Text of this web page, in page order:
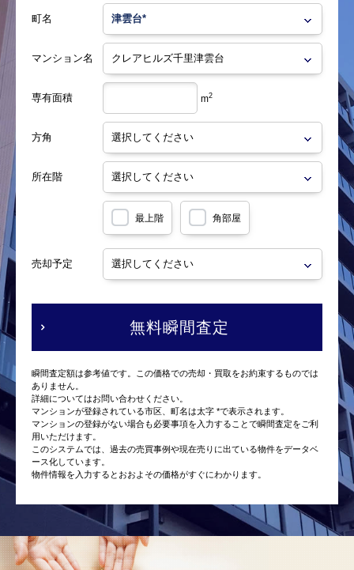
町名
マンション名
専有面積 m2
方角
所在階
最上階 角部屋
売却予定
無料瞬間査定
瞬間査定額は参考値です。この価格での売却・買取をお約束するものでは
ありません。
詳細についてはお問い合わせください。
マンションが登録されている市区、町名は太字 *で表示されます。
マンションの登録がない場合も必要事項を入力することで瞬間査定をご利
用いただけます。
このシステムでは、過去の売買事例や現在売りに出ている物件をデータベ
ース化しています。
物件情報を入力するとおおよその価格がすぐにわかります。